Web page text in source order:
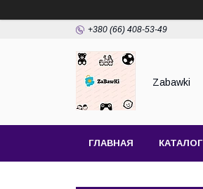
+380 (66) 408-53-49
Zabawki
ГЛАВНАЯ КАТАЛОГ